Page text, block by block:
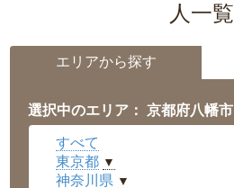
人一覧
エリアから探す
選択中のエリア： 京都府八幡市
すべて
東京都 ▼
神奈川県 ▼